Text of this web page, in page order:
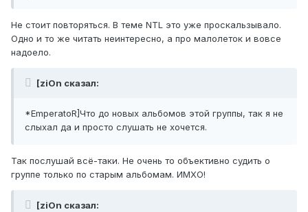
Не стоит повторяться. В теме NTL это уже проскальзывало.
Одно и то же читать неинтересно, а про малолеток и вовсе
надоело.
[ziOn сказал:
*EmperatoR]Что до новых альбомов этой группы, так я не
слыхал да и просто слушать не хочется.
Так послушай всё-таки. Не очень то объективно судить о
группе только по старым альбомам. ИМХО!
[ziOn сказал: